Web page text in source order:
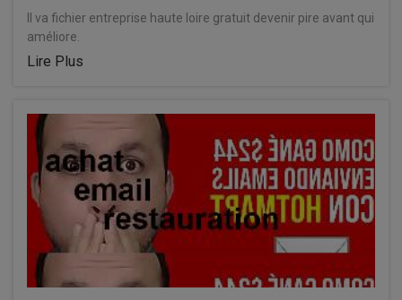
Il va fichier entreprise haute loire gratuit devenir pire avant qui
améliore.
Lire Plus